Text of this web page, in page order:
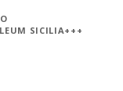
SICILIA+++